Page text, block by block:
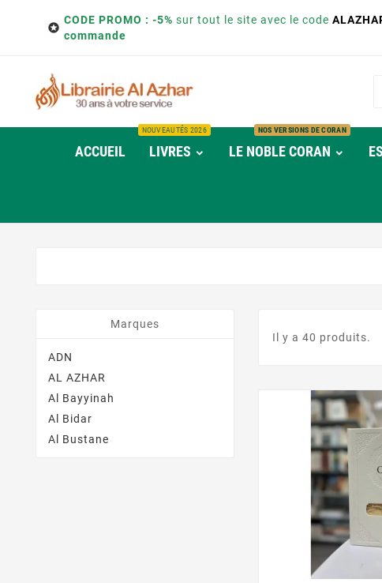

CODE PROMO : -5% sur tout le site avec le code
commande
ACCUEIL LIVRES
NOUVEAUTÉS 2026
LE NOBLE CORAN
NOS VERSIONS DE CORAN
Marques
ADN
AL AZHAR
Al Bayyinah
Al Bidar
Al Bustane
Il y a 40 produits.